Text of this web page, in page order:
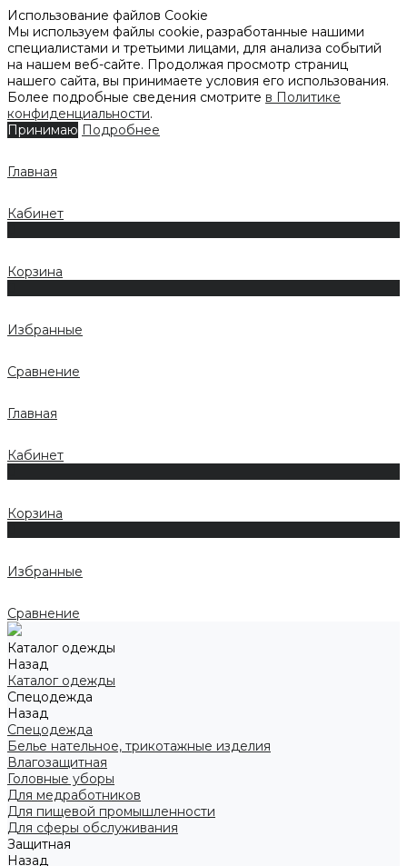
Использование файлов Cookie
Мы используем файлы cookie, разработанные нашими
специалистами и третьими лицами, для анализа событий
на нашем веб-сайте. Продолжая просмотр страниц
нашего сайта, вы принимаете условия его использования.
Более подробные сведения смотрите в Политике
конфиденциальности.
Принимаю Подробнее
Главная
Кабинет
Корзина
Избранные
Сравнение
Главная
Кабинет
Корзина
Избранные
Сравнение
Каталог одежды
Назад
Каталог одежды
Спецодежда
Назад
Спецодежда
Белье нательное, трикотажные изделия
Влагозащитная
Головные уборы
Для медработников
Для пищевой промышленности
Для сферы обслуживания
Защитная
Назад